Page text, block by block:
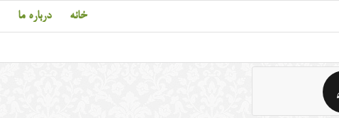
خانه درباره ما